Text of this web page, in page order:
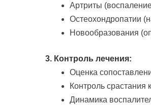
Артриты
Остеохондропатии
Новообразования
3. Контроль лечения:
Оценка
Контроль срастания
Динамика